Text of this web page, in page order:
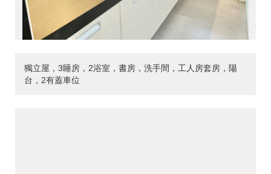
獨立屋，3睡房，2浴室，書房，洗手間，工人房套房，陽
台，2有蓋車位